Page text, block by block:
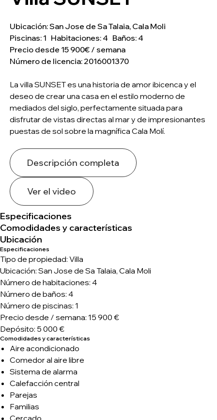
Ubicación: San Jose de Sa Talaia, Cala Moli
Piscinas: 1 Habitaciones: 4 Baños: 4
Precio desde 15 900€ / semana
Número de licencia: 2016001370
La villa SUNSET es una historia de amor ibicenca y el
deseo de crear una casa en el estilo moderno de
mediados del siglo, perfectamente situada para
disfrutar de vistas directas al mar y de impresionantes
puestas de sol sobre la magnífica Cala Molí.
Descripción completa
Ver el video
Especificaciones
Comodidades y características
Ubicación
Especificaciones
Tipo de propiedad: Villa
Ubicación: San Jose de Sa Talaia, Cala Moli
Número de habitaciones: 4
Número de baños: 4
Número de piscinas: 1
Precio desde / semana: 15 900 €
Depósito: 5 000 €
Comodidades y características
Aire acondicionado
Comedor al aire libre
Sistema de alarma
Calefacción central
Parejas
Familias
Cercado